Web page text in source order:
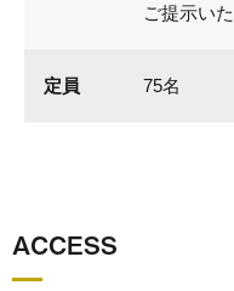
ご提示い
定員 75名
ACCESS